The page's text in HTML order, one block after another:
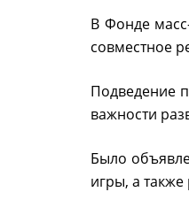
В Фонде
совместное
Подведение
важности
Было
игры, а